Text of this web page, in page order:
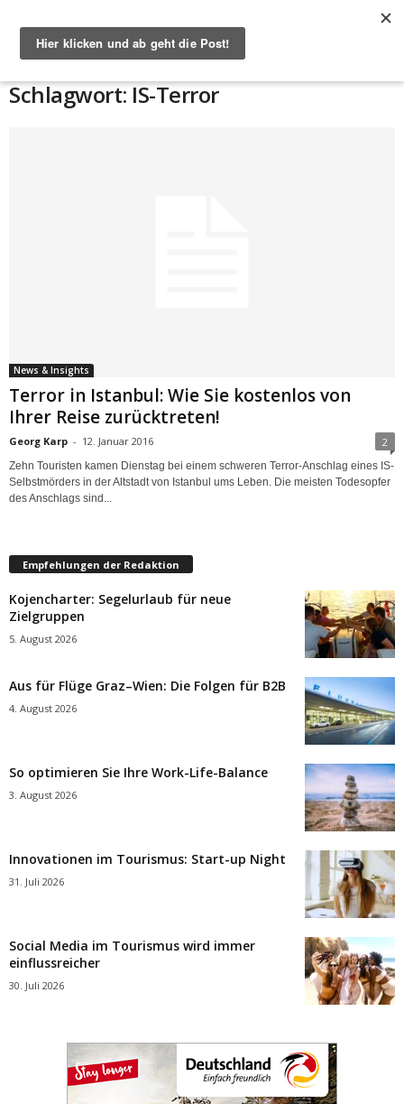
Schlagwort: IS-Terror
News & Insights
Terror in Istanbul: Wie Sie kostenlos von
Ihrer Reise zurücktreten!
Georg Karp - 12. Januar 2016 2
Zehn Touristen kamen Dienstag bei einem schweren Terror-Anschlag eines IS-
Selbstmörders in der Altstadt von Istanbul ums Leben. Die meisten Todesopfer
des Anschlags sind...
Empfehlungen der Redaktion
Kojencharter: Segelurlaub für neue
Zielgruppen
5. August 2026
Aus für Flüge Graz–Wien: Die Folgen für B2B
4. August 2026
So optimieren Sie Ihre Work-Life-Balance
3. August 2026
Innovationen im Tourismus: Start-up Night
31. Juli 2026
Social Media im Tourismus wird immer
einflussreicher
30. Juli 2026